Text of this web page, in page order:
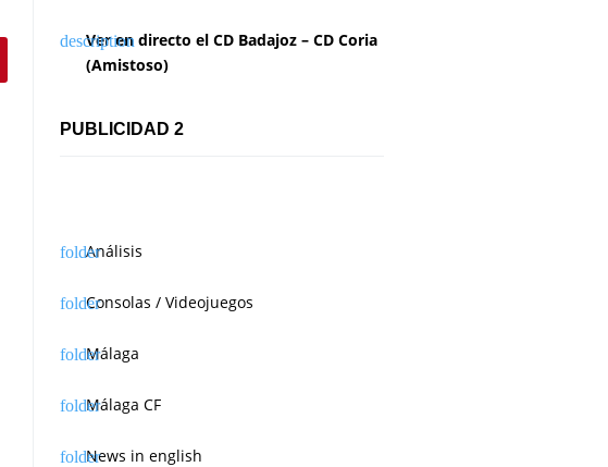
Ver en directo el CD Badajoz – CD Coria
(Amistoso)
PUBLICIDAD 2
Análisis
Consolas / Videojuegos
Málaga
Málaga CF
News in english